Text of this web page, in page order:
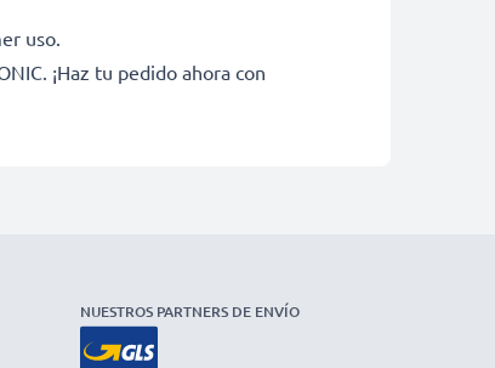
uso.
¡Haz tu pedido ahora con
NUESTROS PARTNERS DE ENVÍO